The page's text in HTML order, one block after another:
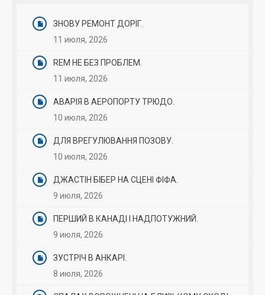
ЗНОВУ РЕМОНТ ДОРІГ.
11 июля, 2026
REM НЕ БЕЗ ПРОБЛЕМ.
11 июля, 2026
АВАРІЯ В АЕРОПОРТУ ТРЮДО.
10 июля, 2026
ДЛЯ ВРЕГУЛЮВАННЯ ПОЗОВУ.
10 июля, 2026
ДЖАСТІН БІБЕР НА СЦЕНІ ФІФА.
9 июля, 2026
ПЕРШИЙ В КАНАДІ І НАДПОТУЖНИЙ.
9 июля, 2026
ЗУСТРІЧ В АНКАРІ.
8 июля, 2026